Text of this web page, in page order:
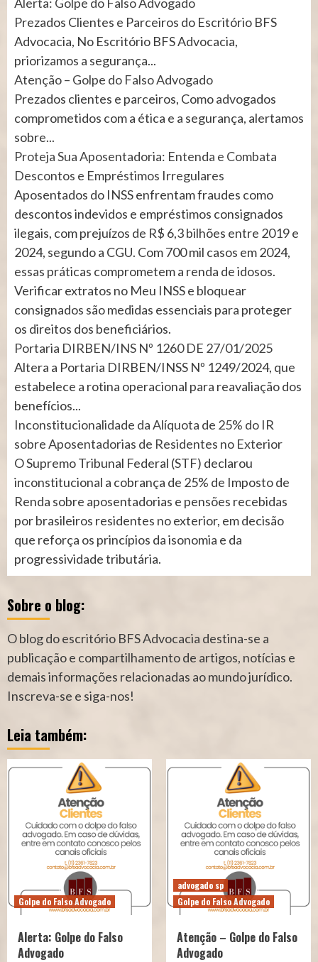
Prezados Clientes e Parceiros do Escritório BFS
Advocacia, No Escritório BFS Advocacia,
priorizamos a segurança...
Atenção – Golpe do Falso Advogado
Prezados clientes e parceiros, Como advogados
comprometidos com a ética e a segurança, alertamos
sobre...
Proteja Sua Aposentadoria: Entenda e Combata
Descontos e Empréstimos Irregulares
Aposentados do INSS enfrentam fraudes como
descontos indevidos e empréstimos consignados
ilegais, com prejuízos de R$ 6,3 bilhões entre 2019 e
2024, segundo a CGU. Com 700 mil casos em 2024,
essas práticas comprometem a renda de idosos.
Verificar extratos no Meu INSS e bloquear
consignados são medidas essenciais para proteger
os direitos dos beneficiários.
Portaria DIRBEN/INS Nº 1260 DE 27/01/2025
Altera a Portaria DIRBEN/INSS Nº 1249/2024, que
estabelece a rotina operacional para reavaliação dos
benefícios...
Inconstitucionalidade da Alíquota de 25% do IR
sobre Aposentadorias de Residentes no Exterior
O Supremo Tribunal Federal (STF) declarou
inconstitucional a cobrança de 25% de Imposto de
Renda sobre aposentadorias e pensões recebidas
por brasileiros residentes no exterior, em decisão
que reforça os princípios da isonomia e da
progressividade tributária.
Sobre o blog:
O blog do escritório BFS Advocacia destina-se a
publicação e compartilhamento de artigos, notícias e
demais informações relacionadas ao mundo jurídico.
Inscreva-se e siga-nos!
Leia também:
Golpe do Falso Advogado
Alerta: Golpe do Falso
Advogado
advogado sp
Golpe do Falso Advogado
Atenção – Golpe do Falso
Advogado